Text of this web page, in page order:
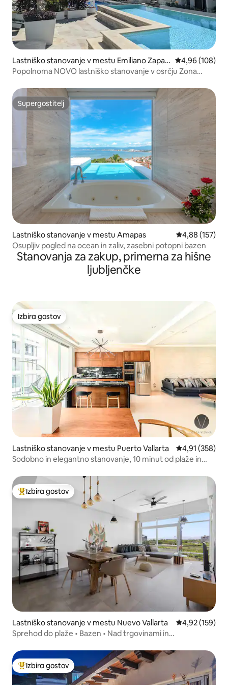
Lastniško stanovanje v mestu Emiliano Zapat
a
Povprečna
4,96 (108)
Popolnoma NOVO lastniško stanovanje v osrčju Zona
Supergostitelj
Supergostitelj
Lastniško stanovanje v mestu Amapas Povprečna
4,88 (157)
Osupljiv pogled na ocean in zaliv, zasebni potopni bazen
Stanovanja za zakup, primerna za hišne
ljubljenčke
Izbira gostov
Izbira gostov
Lastniško stanovanje v mestu Puerto Vallarta Povprečna
4,91 (358)
Sodobno in elegantno stanovanje, 10 minut od plaže in
Najbolj priljubljena prenočišča z značko »Izbira gostov«
Izbira gostov
Lastniško stanovanje v mestu Nuevo Vallarta Povprečna
4,92 (159)
Sprehod do plaže • Bazen • Nad trgovinami in
Najbolj priljubljena prenočišča z značko »Izbira gostov«
Izbira gostov